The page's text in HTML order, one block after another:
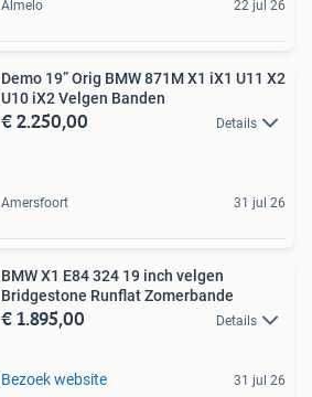
Almelo 22 jul 26
Demo 19” Orig BMW 871M X1 iX1 U11 X2
U10 iX2 Velgen Banden
€ 2.250,00 Details
Amersfoort 31 jul 26
BMW X1 E84 324 19 inch velgen
Bridgestone Runflat Zomerbande
€ 1.895,00 Details
Bezoek website 31 jul 26